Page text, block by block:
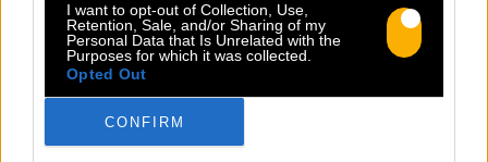
I want to opt-out of Collection, Use,
Retention, Sale, and/or Sharing of my
Personal Data that Is Unrelated with the
Purposes for which it was collected.
Opted Out
CONFIRM
« Entre Nous » enfin mis en image :
portrait d’une virilité vacillante. Réalisé
par Rob Knudsen (Caba & JeanJass,
Georgio, Ascendant Vierge…), le clip met
Previous